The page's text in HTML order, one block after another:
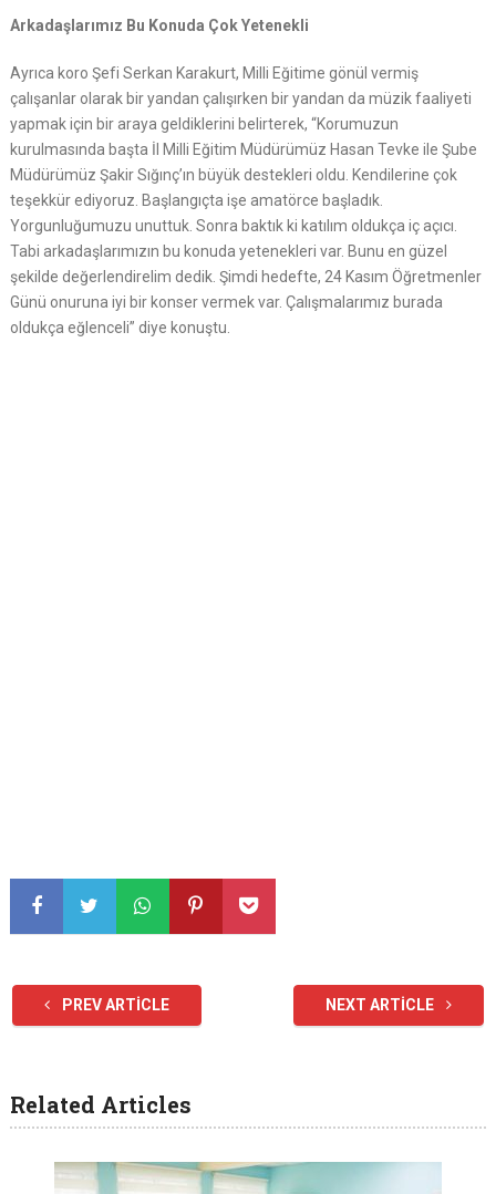
Arkadaşlarımız Bu Konuda Çok Yetenekli
Ayrıca koro Şefi Serkan Karakurt, Milli Eğitime gönül vermiş
çalışanlar olarak bir yandan çalışırken bir yandan da müzik faaliyeti
yapmak için bir araya geldiklerini belirterek, “Korumuzun
kurulmasında başta İl Milli Eğitim Müdürümüz Hasan Tevke ile Şube
Müdürümüz Şakir Sığınç’ın büyük destekleri oldu. Kendilerine çok
teşekkür ediyoruz. Başlangıçta işe amatörce başladık.
Yorgunluğumuzu unuttuk. Sonra baktık ki katılım oldukça iç açıcı.
Tabi arkadaşlarımızın bu konuda yetenekleri var. Bunu en güzel
şekilde değerlendirelim dedik. Şimdi hedefte, 24 Kasım Öğretmenler
Günü onuruna iyi bir konser vermek var. Çalışmalarımız burada
oldukça eğlenceli” diye konuştu.
PREV ARTICLE NEXT ARTICLE
Related Articles